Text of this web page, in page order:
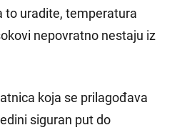
to uradite, temperatura
nepovratno nestaju iz
koja se prilagođava
siguran put do